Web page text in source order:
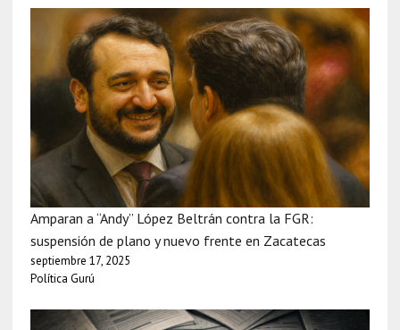
Amparan a “Andy” López Beltrán contra la FGR:
suspensión de plano y nuevo frente en Zacatecas
septiembre 17, 2025
Política Gurú